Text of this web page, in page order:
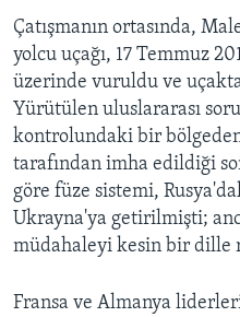
Çatışmanın ortasında,
yolcu uçağı, 17 Temmuz
üzerinde vuruldu ve
Yürütülen uluslararası
kontrolundaki bir
tarafından imha edildiği
göre füze sistemi,
Ukrayna'ya getirilmişti;
müdahaleyi kesin bir dille
Fransa ve Almanya